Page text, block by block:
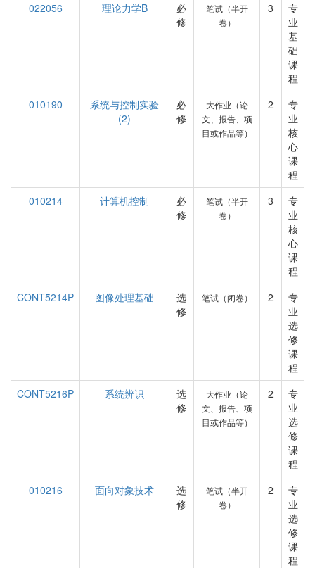
022056 理论力学B
必
修
笔试（半开
卷）
3
专
业
基
础
课
程
010190
系统与控制实验
(2)
必
修
大作业（论
文、报告、项
目或作品等）
2
专
业
核
心
课
程
010214
计算机控制
必
修
笔试（半开
卷）
3
专
业
核
心
课
程
CONT5214P
图像处理基础
选
修
笔试（闭卷） 2
专
业
选
修
课
程
CONT5216P
系统辨识
选
修
大作业（论
文、报告、项
目或作品等）
2
专
业
选
修
课
程
010216
面向对象技术
选
修
笔试（半开
卷）
2
专
业
选
修
课
程